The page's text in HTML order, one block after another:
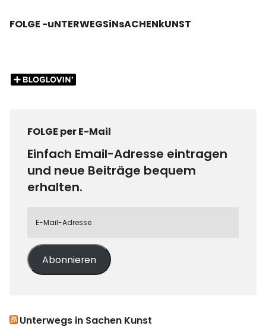
FOLGE -uNTERWEGSiNsACHENkUNST
FOLGE per E-Mail
Einfach Email-Adresse eintragen
und neue Beiträge bequem
erhalten.
Abonnieren
Unterwegs in Sachen Kunst